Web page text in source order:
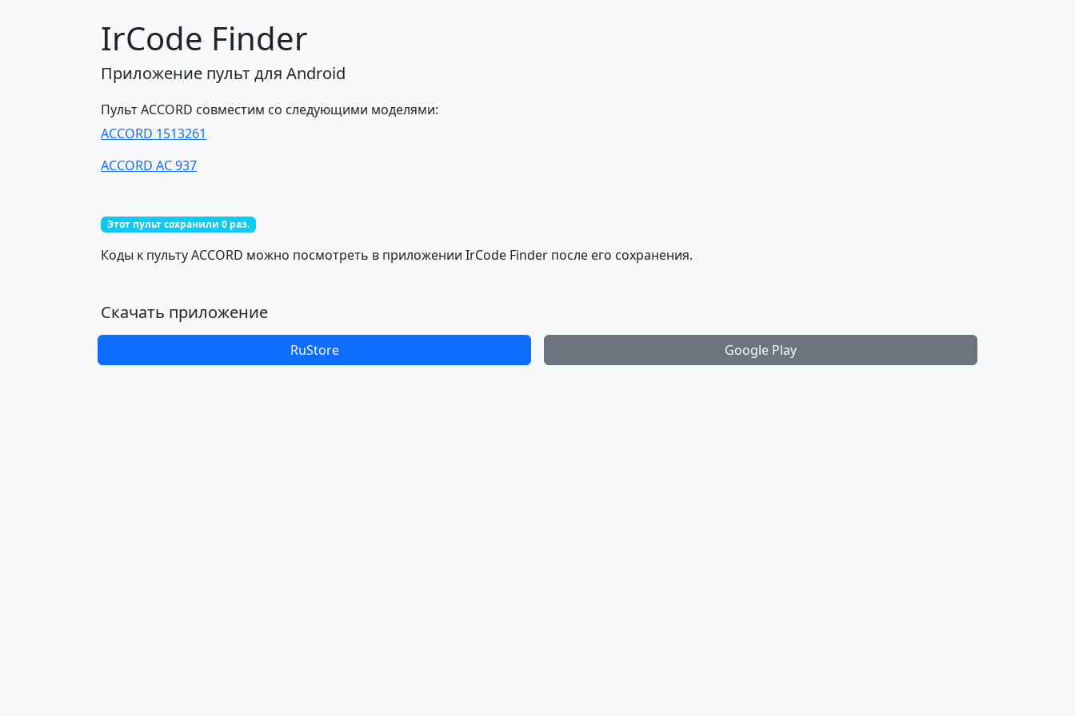
IrCode Finder
Приложение пульт для Android
Пульт ACCORD совместим со следующими моделями:
ACCORD 1513261
ACCORD AC 937
Этот пульт сохранили 0 раз.
Коды к пульту ACCORD можно посмотреть в приложении IrCode Finder после его сохранения.
Скачать приложение
RuStore Google Play